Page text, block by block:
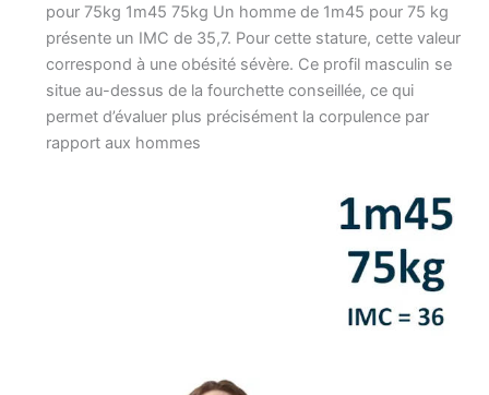
pour 75kg 1m45 75kg Un homme de 1m45 pour 75 kg
présente un IMC de 35,7. Pour cette stature, cette valeur
correspond à une obésité sévère. Ce profil masculin se
situe au-dessus de la fourchette conseillée, ce qui
permet d’évaluer plus précisément la corpulence par
rapport aux hommes